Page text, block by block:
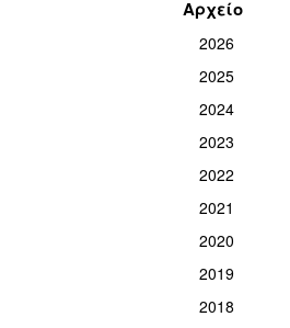
Αρχείο
2026
2025
2024
2023
2022
2021
2020
2019
2018